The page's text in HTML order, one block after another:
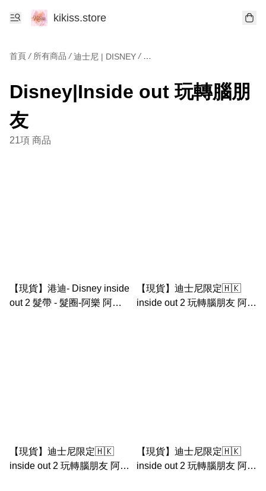
kikiss.store
首頁 / 所有商品 / 迪士尼 | DISNEY / Disney|Inside out 玩轉腦朋友
Disney|Inside out 玩轉腦朋
友
21項 商品
【現貨】港迪- Disney inside
out 2 髮帶 - 髮圈-阿樂 阿愁
【現貨】迪士尼限定🇭🇰
inside out 2 玩轉腦朋友 阿愁
【現貨】迪士尼限定🇭🇰
inside out 2 玩轉腦朋友 阿驚
【現貨】迪士尼限定🇭🇰
inside out 2 玩轉腦朋友 阿憎